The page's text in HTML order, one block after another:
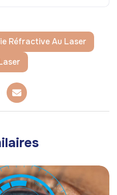
Réfractive Au Laser